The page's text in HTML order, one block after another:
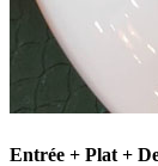
Entrée + Plat +